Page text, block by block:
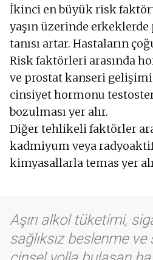
İkinci en büyük risk
yaşın üzerinde
tanısı artar. Hastaların
Risk faktörleri arasında
ve prostat kanseri
cinsiyet hormonu
bozulması yer alır.
Diğer tehlikeli faktörler
kadmiyum veya
kimyasallarla temas yer
Aşırı alkol tüketimi,
sağlıksız beslenme